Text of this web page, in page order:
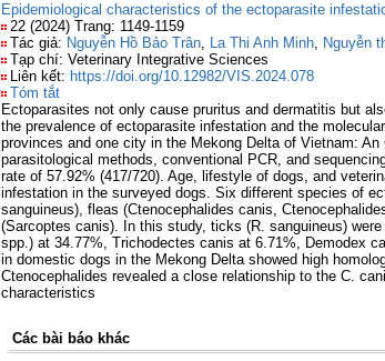
Epidemiological characteristics of the ectoparasite
22 (2024) Trang: 1149-1159
Tác giả: Nguyễn Hồ Bảo Trân, La Thi Anh Minh, Nguyễn
Tạp chí: Veterinary Integrative Sciences
Liên kết: https://doi.org/10.12982/VIS.2024.078
Tóm tắt
Ectoparasites not only cause pruritus and dermatitis but
the prevalence of ectoparasite infestation and the
provinces and one city in the Mekong Delta of Vietnam:
parasitological methods, conventional PCR, and
rate of 57.92% (417/720). Age, lifestyle of dogs, and
infestation in the surveyed dogs. Six different species of
sanguineus), fleas (Ctenocephalides canis,
(Sarcoptes canis). In this study, ticks (R. sanguineus)
spp.) at 34.77%, Trichodectes canis at 6.71%, Demodex
in domestic dogs in the Mekong Delta showed high
Ctenocephalides revealed a close relationship to the C.
characteristics
Các bài báo khác